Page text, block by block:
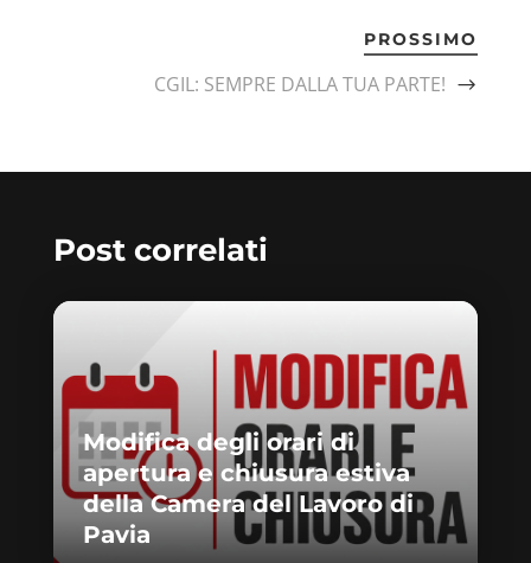
PROSSIMO
CGIL: SEMPRE DALLA TUA PARTE!
Post correlati
Modifica degli orari di
apertura e chiusura estiva
della Camera del Lavoro di
Pavia